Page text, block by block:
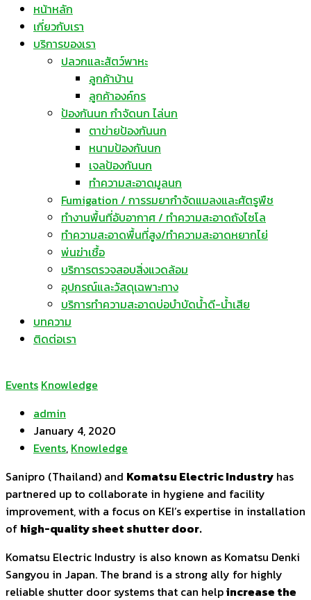
หน้าหลัก
เกี่ยวกับเรา
บริการของเรา
ปลวกและสัตว์พาหะ
ลูกค้าบ้าน
ลูกค้าองค์กร
ป้องกันนก กำจัดนก ไล่นก
ตาข่ายป้องกันนก
หนามป้องกันนก
เจลป้องกันนก
ทำความสะอาดมูลนก
Fumigation / การรมยากำจัดแมลงและศัตรูพืช
ทำงานพื้นที่อับอากาศ / ทำความสะอาดถังไซโล
ทำความสะอาดพื้นที่สูง/ทำความสะอาดหยากไย่
พ่นฆ่าเชื้อ
บริการตรวจสอบสิ่งแวดล้อม
อุปกรณ์และวัสดุเฉพาะทาง
บริการทำความสะอาดบ่อบำบัดน้ำดี-น้ำเสีย
บทความ
ติดต่อเรา
Events Knowledge
admin
January 4, 2020
Events, Knowledge
Sanipro (Thailand) and Komatsu Electric Industry has
partnered up to collaborate in hygiene and facility
improvement, with a focus on KEI’s expertise in installation
of high-quality sheet shutter door.
Komatsu Electric Industry is also known as Komatsu Denki
Sangyou in Japan. The brand is a strong ally for highly
reliable shutter door systems that can helpincrease the